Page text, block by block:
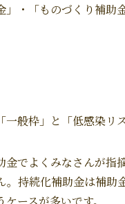
・「ものづくり補助
般枠」と「低感染リ
金でよくみなさんが指
。持続化補助金は補
ースが多いです。